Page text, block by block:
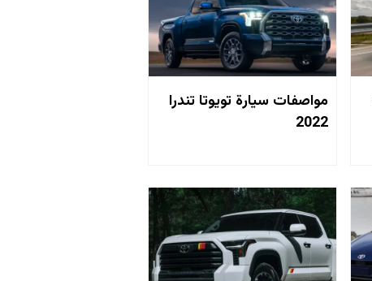
مواصفات سيارة تويوتا تندرا
2022